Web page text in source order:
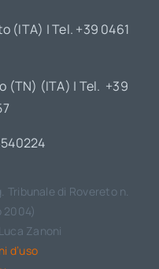
(ITA) | Tel. +39 0461
(TN) (ITA) | Tel. +39
di Rovereto n.
2004)
Zanoni
d’uso